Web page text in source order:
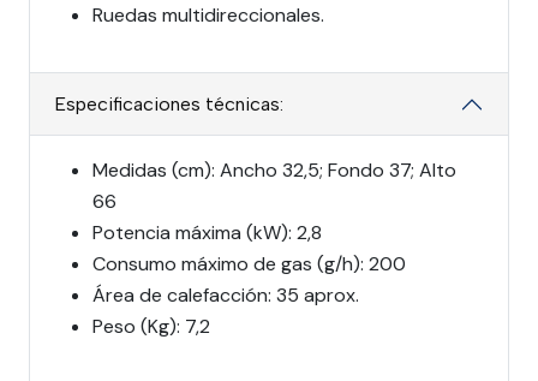
Ruedas multidireccionales.
Especificaciones técnicas:
Medidas (cm): Ancho 32,5; Fondo 37; Alto
66
Potencia máxima (kW): 2,8
Consumo máximo de gas (g/h): 200
Área de calefacción: 35 aprox.
Peso (Kg): 7,2